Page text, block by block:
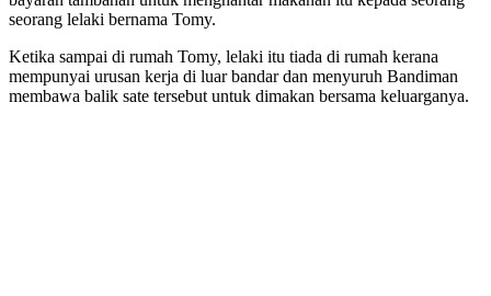
seorang lelaki bernama Tomy.
Ketika sampai di rumah Tomy, lelaki itu tiada di rumah kerana
mempunyai urusan kerja di luar bandar dan menyuruh Bandiman
membawa balik sate tersebut untuk dimakan bersama keluarganya.